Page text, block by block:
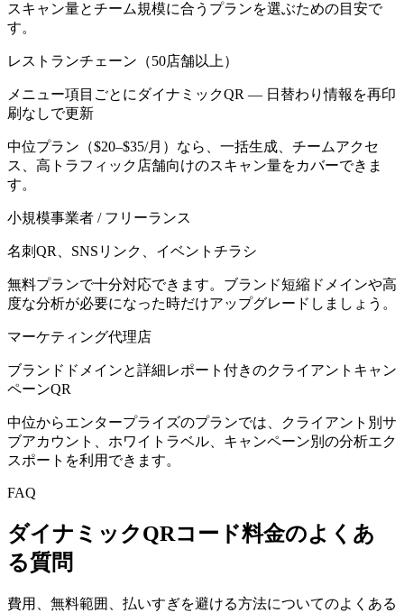
スキャン量とチーム規模に合うプランを選ぶための目安で
す。
レストランチェーン（50店舗以上）
メニュー項目ごとにダイナミックQR — 日替わり情報を再印
刷なしで更新
中位プラン（$20–$35/月）なら、一括生成、チームアクセ
ス、高トラフィック店舗向けのスキャン量をカバーできま
す。
小規模事業者 / フリーランス
名刺QR、SNSリンク、イベントチラシ
無料プランで十分対応できます。ブランド短縮ドメインや高
度な分析が必要になった時だけアップグレードしましょう。
マーケティング代理店
ブランドドメインと詳細レポート付きのクライアントキャン
ペーンQR
中位からエンタープライズのプランでは、クライアント別サ
ブアカウント、ホワイトラベル、キャンペーン別の分析エク
スポートを利用できます。
FAQ
ダイナミックQRコード料金のよくあ
る質問
費用、無料範囲、払いすぎを避ける方法についてのよくある